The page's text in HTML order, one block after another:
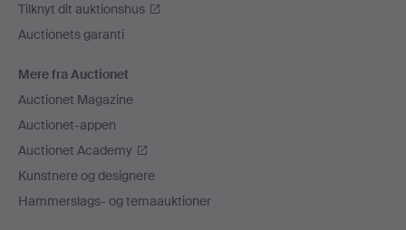
Tilknyt dit auktionshus
Auctionets garanti
Mere fra Auctionet
Auctionet Magazine
Auctionet-appen
Auctionet Academy
Kunstnere og designere
Hammerslags- og temaauktioner